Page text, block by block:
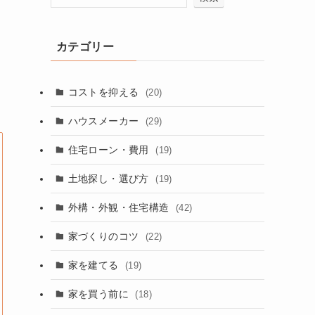
カテゴリー
コストを抑える (20)
ハウスメーカー (29)
住宅ローン・費用 (19)
土地探し・選び方 (19)
外構・外観・住宅構造 (42)
家づくりのコツ (22)
家を建てる (19)
家を買う前に (18)